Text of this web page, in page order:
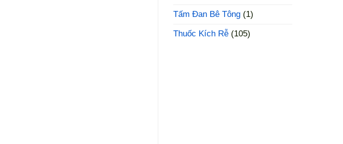
Tấm Đan Bê Tông (1)
Thuốc Kích Rễ (105)